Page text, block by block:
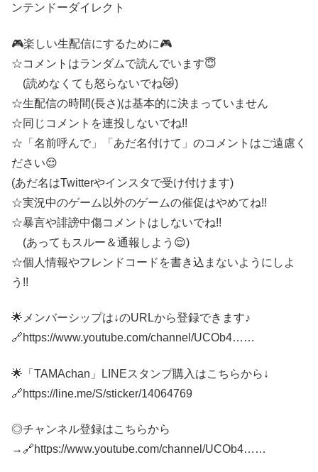
ンテンドーダイレクト
🎮楽しい生配信にするために🎮
☆コメントはランダムで読んでいます😇
(読めなくても怒らないでね😿)
☆生配信の時間(長さ)は基本的に決まっていません
☆同じコメントを連投しないでね!!
☆「名前呼んで」「あだ名付けて」のコメントはご遠慮く
ださい😌
(あだ名はTwitterやインスタで受け付けます)
☆実況中のゲーム以外のゲームの催促はやめてね!!
☆暴言や誹謗中傷コメントはしないでね!!
(あってもスルー＆通報しよう😌)
☆個人情報やフレンドコードを書き込まないようにしよ
う!!
🌟メンバーシップは↓のURLから登録できます♪
🔗https://www.youtube.com/channel/UCOb4…​…
🌟「TAMAchan」LINEスタンプ購入はこちらから↓
🔗https://line.me/S/sticker/14064769​​​​​​
◎チャンネル登録はこちらから
→🔗https://www.youtube.com/channel/UCOb4…​…